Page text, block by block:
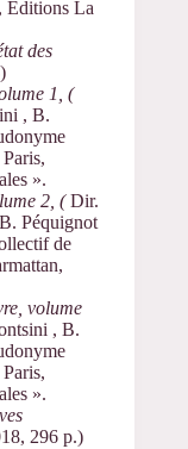
, Editions La
des
1, (
, B.
».
2, (Dir.
Péquignot
de
volume
, B.
».
296 p.)